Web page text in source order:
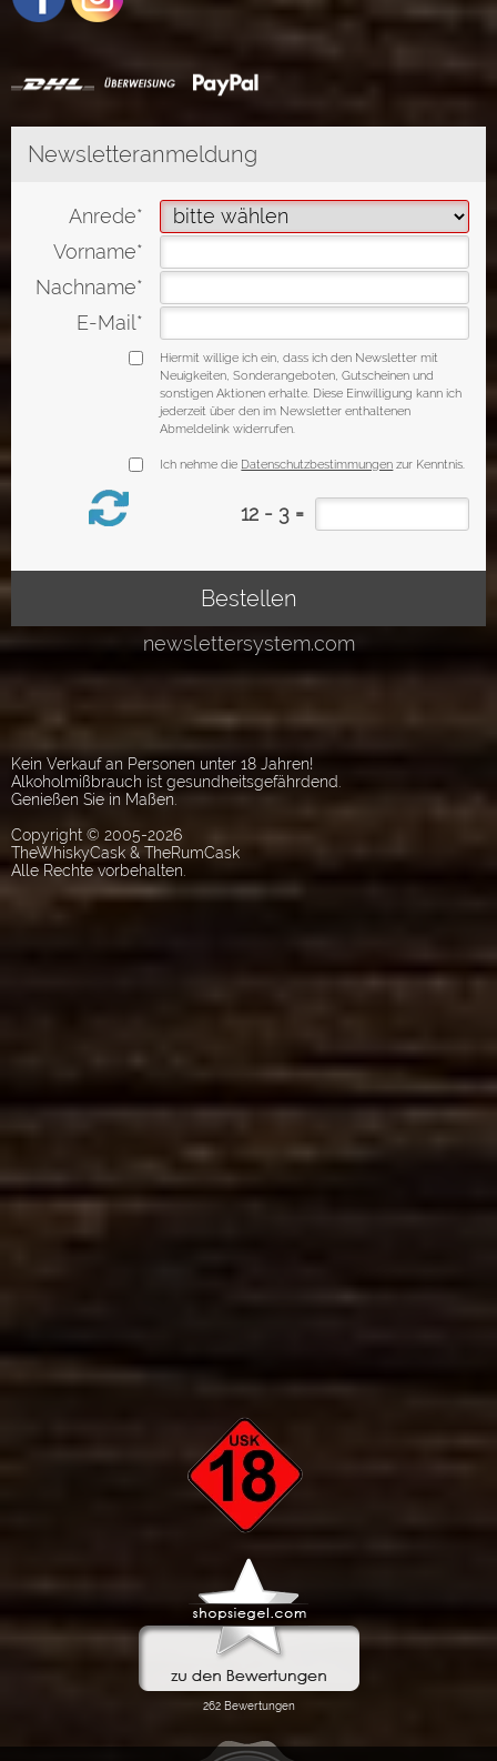
Kein Verkauf an Personen unter 18 Jahren!
Alkoholmißbrauch ist gesundheitsgefährdend.
Genießen Sie in Maßen.
Copyright © 2005-2026
TheWhiskyCask & TheRumCask
Alle Rechte vorbehalten.